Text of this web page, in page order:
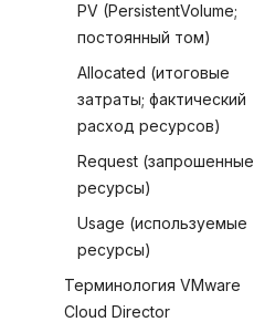
PV (PersistentVolume;
постоянный том)
Allocated (итоговые
затраты; фактический
расход ресурсов)
Request (запрошенные
ресурсы)
Usage (используемые
ресурсы)
Терминология VMware
Cloud Director